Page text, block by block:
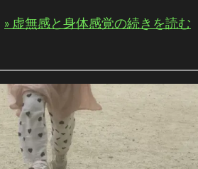
» 虚無感と身体感覚の続きを読む